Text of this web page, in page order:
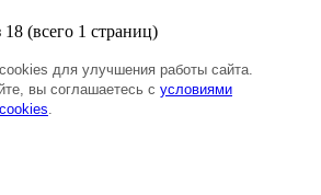
(всего 1 страниц)
для улучшения работы сайта.
вы соглашаетесь с условиями
.